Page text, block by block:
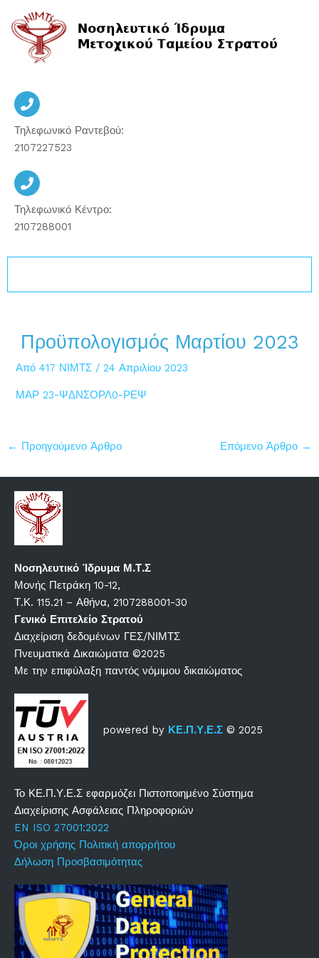
στο
περιεχόμενο
Τηλεφωνικό Ραντεβού:
2107227523
Τηλεφωνικό Κέντρο:
2107288001
Προϋπολογισμός Μαρτίου 2023
Από417 ΝΙΜΤΣ /24 Απριλίου 2023
ΜΑΡ 23-ΨΔΝΣΟΡΛ0-ΡΕΨ
← Προηγούμενο Άρθρο Επόμενο Άρθρο →
Νοσηλευτικό Ίδρυμα Μ.Τ.Σ
Μονής Πετράκη 10-12,
Τ.Κ. 115.21 – Αθήνα, 2107288001-30
Γενικό Επιτελείο Στρατού
Διαχείριση δεδομένων ΓΕΣ/ΝΙΜΤΣ
Πνευματικά Δικαιώματα ©2025
Με την επιφύλαξη παντός νόμιμου δικαιώματος
powered by ΚΕ.Π.Υ.Ε.Σ © 2025
Το ΚΕ.Π.Υ.Ε.Σ εφαρμόζει Πιστοποιημένο Σύστημα
Διαχείρισης Ασφάλειας Πληροφοριών
EN ISO 27001:2022
Όροι χρήσης Πολιτική απορρήτου
Δήλωση Προσβασιμότητας